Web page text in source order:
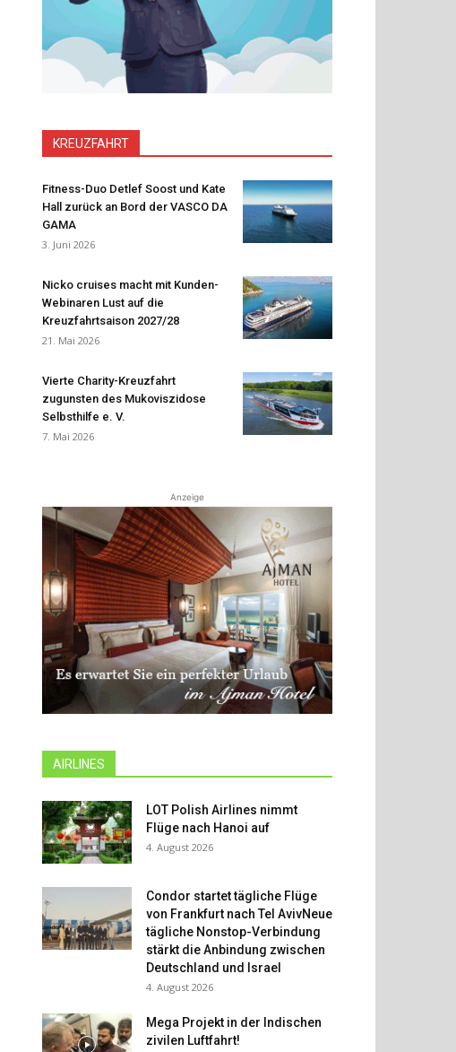
KREUZFAHRT
Fitness-Duo Detlef Soost und Kate
Hall zurück an Bord der VASCO DA
GAMA
3. Juni 2026
Nicko cruises macht mit Kunden-
Webinaren Lust auf die
Kreuzfahrtsaison 2027/28
21. Mai 2026
Vierte Charity-Kreuzfahrt
zugunsten des Mukoviszidose
Selbsthilfe e. V.
7. Mai 2026
Anzeige
AIRLINES
LOT Polish Airlines nimmt
Flüge nach Hanoi auf
4. August 2026
Condor startet tägliche Flüge
von Frankfurt nach Tel AvivNeue
tägliche Nonstop-Verbindung
stärkt die Anbindung zwischen
Deutschland und Israel
4. August 2026
Mega Projekt in der Indischen
zivilen Luftfahrt!